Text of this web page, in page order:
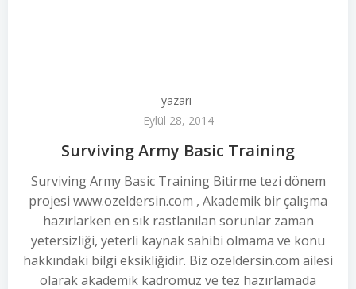
yazarı
Eylül 28, 2014
Surviving Army Basic Training
Surviving Army Basic Training Bitirme tezi dönem
projesi www.ozeldersin.com , Akademik bir çalışma
hazırlarken en sık rastlanılan sorunlar zaman
yetersizliği, yeterli kaynak sahibi olmama ve konu
hakkındaki bilgi eksikliğidir. Biz ozeldersin.com ailesi
olarak akademik kadromuz ve tez hazırlamada